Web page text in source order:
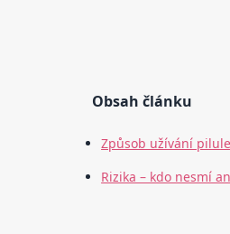
Obsah článku
Způsob užívání
Rizika – kdo nesmí